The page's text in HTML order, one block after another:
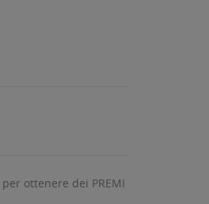
ottenere dei PREMI